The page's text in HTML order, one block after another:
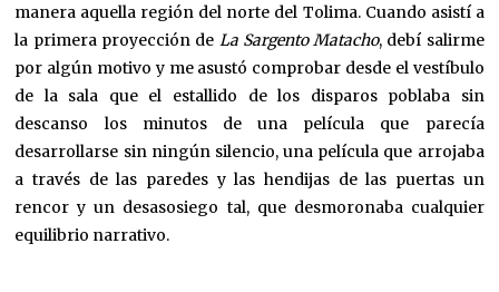
manera aquella región del norte del Tolima. Cuando asistí a
la primera proyección de La Sargento Matacho, debí salirme
por algún motivo y me asustó comprobar desde el vestíbulo
de la sala que el estallido de los disparos poblaba sin
descanso los minutos de una película que parecía
desarrollarse sin ningún silencio, una película que arrojaba
a través de las paredes y las hendijas de las puertas un
rencor y un desasosiego tal, que desmoronaba cualquier
equilibrio narrativo.